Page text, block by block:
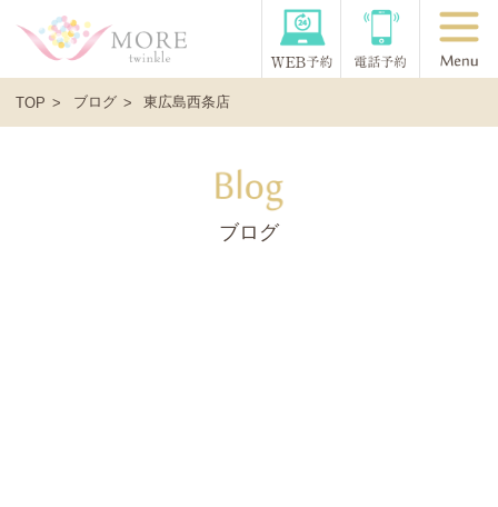
TOP ブログ 東広島西条店
ブログ